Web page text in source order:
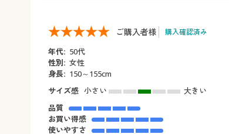
ご購入者様 購入確認済み
年代: 50代
性別: 女性
身長: 150～155cm
サイズ感 小さい
大きい
品質
お買い得感
使いやすさ